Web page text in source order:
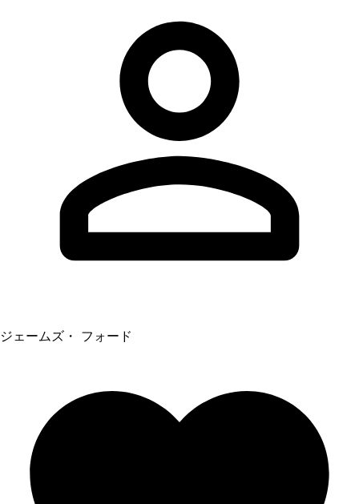
ジェームズ・ フォード